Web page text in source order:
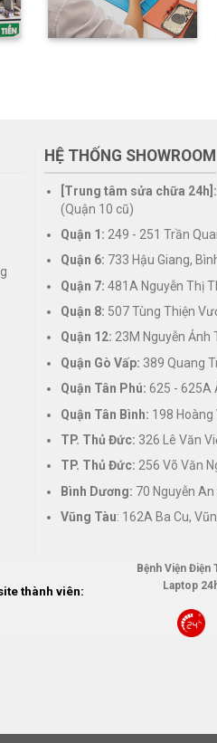
HỆ THỐNG SHOWROOM
[Trung tâm sửa chữa 24h]:
(Quận 10 cũ)
Quận 1: 249 - 251 Trần
Quận 6: 733 Hậu Giang,
Quận 7: 481A Nguyễn Thị
Quận 8: 507 Tùng Thiện
Quận 12: 23M Nguyễn Ảnh
Quận Gò Vấp: 389 Quang
Quận Tân Phú: 625 - 625A
Quận Tân Bình: 198 Hoàng
TP. Thủ Đức: 326 Lê Văn
TP. Thủ Đức: 256 Võ Văn
Bình Dương: 70 Nguyễn An
Vũng Tàu: 162A Ba Cu,
thành viên:
Bệnh Viện Điện
Laptop